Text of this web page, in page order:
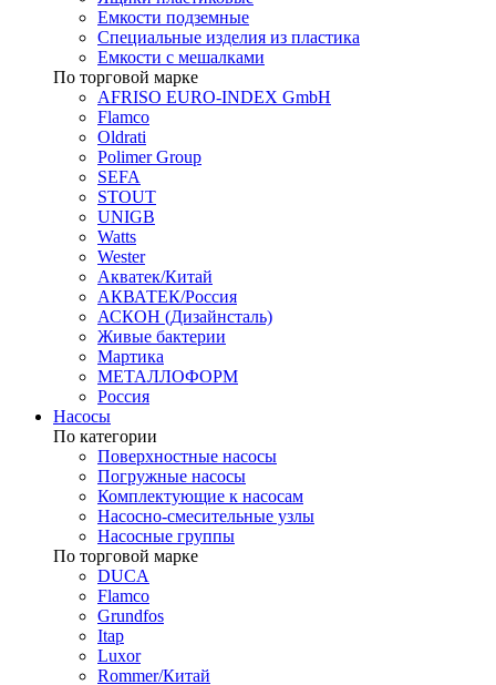
Емкости подземные
Специальные изделия из пластика
Емкости с мешалками
По торговой марке
AFRISO EURO-INDEX GmbH
Flamco
Oldrati
Polimer Group
SEFA
STOUT
UNIGB
Watts
Wester
Акватек/Китай
АКВАТЕК/Россия
АСКОН (Дизайнсталь)
Живые бактерии
Мартика
МЕТАЛЛОФОРМ
Россия
Насосы
По категории
Поверхностные насосы
Погружные насосы
Комплектующие к насосам
Насосно-смесительные узлы
Насосные группы
По торговой марке
DUCA
Flamco
Grundfos
Itap
Luxor
Rommer/Китай